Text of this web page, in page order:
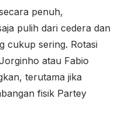
penuh,
pulih dari cedera dan
cukup sering. Rotasi
atau Fabio
terutama jika
fisik Partey